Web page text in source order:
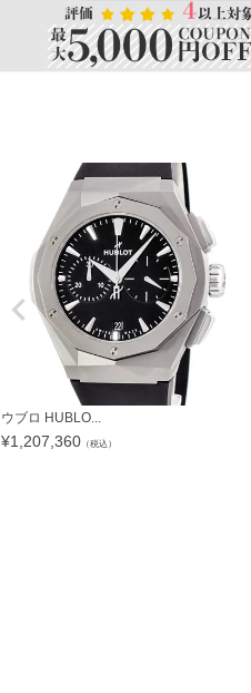
ウブロ HUBLO...
¥1,207,360 （税込）